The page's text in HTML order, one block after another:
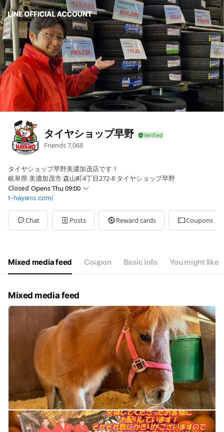
タイヤショップ早野
Friends7,068
タイヤショップ早野美濃加茂店です！
岐阜県 美濃加茂市 森山町4丁目272-8 タイヤショップ早野
Closed Opens Thu 09:00
Sun09:00 - 18:00
Mon09:00 - 18:00
Tue09:00 - 18:00
WedClosed
Sat
09:00 - 18:00
t-hayano.com/
Chat Posts Reward cards Coupons
Mixed media feed Coupon Basic info You might like
Mixed media feed